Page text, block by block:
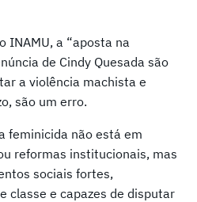
INAMU, a “aposta na
de Cindy Quesada são
a violência machista e
são um erro.
feminicida não está em
reformas institucionais, mas
sociais fortes,
classe e capazes de disputar